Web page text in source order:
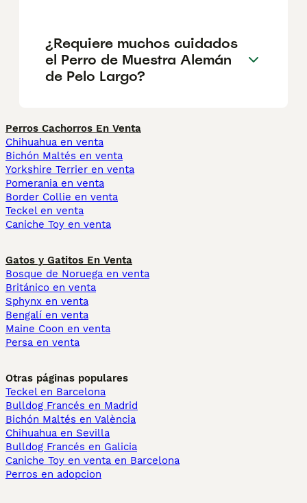
¿Requiere muchos cuidados
el Perro de Muestra Alemán
de Pelo Largo?
Perros Cachorros En Venta
Chihuahua en venta
Bichón Maltés en venta
Yorkshire Terrier en venta
Pomerania en venta
Border Collie en venta
Teckel en venta
Caniche Toy en venta
Gatos y Gatitos En Venta
Bosque de Noruega en venta
Británico en venta
Sphynx en venta
Bengalí en venta
Maine Coon en venta
Persa en venta
Otras páginas populares
Teckel en Barcelona
Bulldog Francés en Madrid
Bichón Maltés en València
Chihuahua en Sevilla
Bulldog Francés en Galicia
Caniche Toy en venta en Barcelona
Perros en adopcion